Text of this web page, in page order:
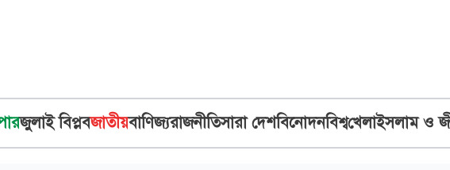
জুলাই বিপ্লবজাতীয়বাণিজ্যরাজনীতিসারা দেশবিনোদনবিশ্বখেলাইসলাম ও